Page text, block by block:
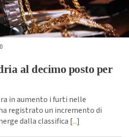
al decimo posto per
in aumento i furti nelle
registrato un incremento di
dalla classifica [...]